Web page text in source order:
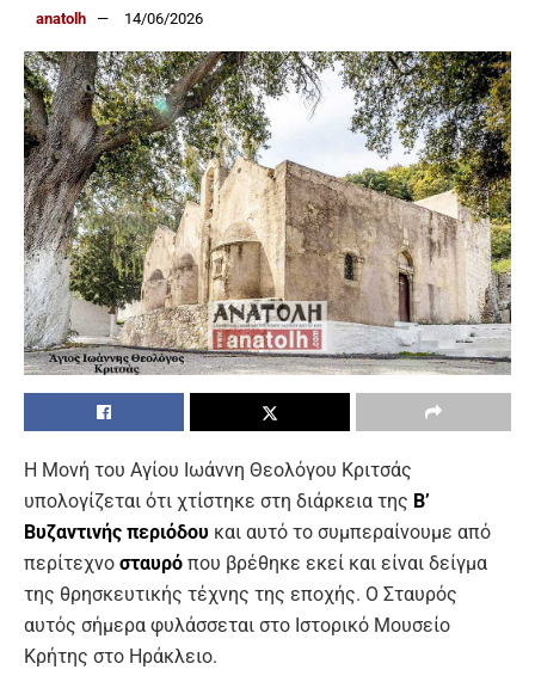
anatolh 14/06/2026
Η Μονή του Αγίου Ιωάννη Θεολόγου Κριτσάς
υπολογίζεται ότι χτίστηκε στη διάρκεια της Β’
Βυζαντινής περιόδου και αυτό το συμπεραίνουμε από
περίτεχνο σταυρό που βρέθηκε εκεί και είναι δείγμα
της θρησκευτικής τέχνης της εποχής. Ο Σταυρός
αυτός σήμερα φυλάσσεται στο Ιστορικό Μουσείο
Κρήτης στο Ηράκλειο.